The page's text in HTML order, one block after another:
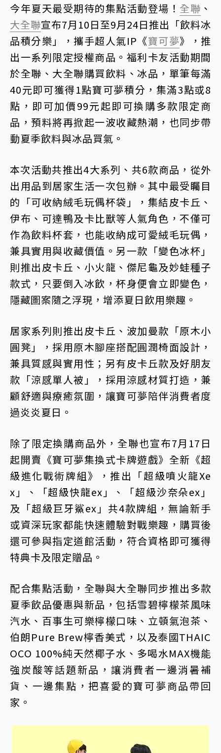
今年夏天最受期待的集點活動登場！ 全聯 、
大全聯宣布7月10日至9月24日推出「飲料冰
品積分樂」，攜手超人氣IP《寶可夢》，推
出一系列限定授權商品。福利卡友活動期間
於全聯、大全聯購買飲料、冰品，單筆每滿
40元即可獲得1點寶可夢積分，集滿3點或8
點，即可加價99元起即可換購多款限定商
品，預料將再掀起一波收藏熱潮，也同步帶
動夏季飲料與冰品買氣。
本次活動共推出4大系列、共6款商品，從外
出用品到居家生活一次包辦。其中最受矚目
的「可收納絨毛玩偶杯袋」，集結皮卡丘、
伊布、可達鴨及卡比獸等人氣角色，不僅可
作為飲料杯套，也能收納成可愛絨毛玩偶，
兼具實用與收藏價值。另一款「變色冰杯」
則推出皮卡丘、小火龍、傑尼龜及妙蛙種子
款式，只要倒入冰飲，杯身便會立即變色，
隱藏圖案隨之浮現，增添夏日飲用樂趣。
居家系列則推出皮卡丘、波加曼款「原木小
圓凳」，採用原木腳座搭配圓潤椅面設計，
兼具質感與實用性；另有皮卡丘款及好朋友
款「涼感單人被」，採用涼感材質打造，兼
顧舒適與療癒氛圍，讓寶可夢陪伴消費者度
過炎炎夏日。
除了限定換購商品外，全聯也宣布7月17日
起開賣《寶可夢集換式卡牌遊戲》全新《超
級進化戰術牌組》，推出「超級噴火龍Xe
x」、「超級快龍ex」、「超級沙奈朵ex」
及「超級巨牙鯊ex」共4款牌組，無論新手
或資深玩家都能快速體驗對戰樂趣，購買後
還可參與指定道館活動，符合資格即可獲得
特典卡及限定贈品。
配合集點活動，全聯與大全聯同步推出多款
夏季飲品優惠與新品，包括雪碧檸檬茶風味
汽水、百事生可樂檸檬口味、立頓氣泡茶、
伯朗Pure Brew檸香美式，以及泰國THAIC
OCO 100%純天然椰子水、多喝水MAX機能
強炭酸等話題新品，讓消費者一邊消暑補
貨、一邊集點，把喜愛的寶可夢商品帶回
家。